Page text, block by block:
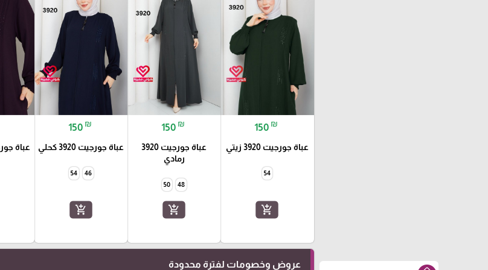
150 ₪
عباة جورجيت 3920 زيتي
54
add_shopping_cart
150 ₪
عباة جورجيت 3920
رمادي
48
50
add_shopping_cart
150 ₪
عباة جورجيت 3920 كحلي
46
54
add_shopping_cart
عباة جورجيت
عروض وخصومات لفترة محدودة